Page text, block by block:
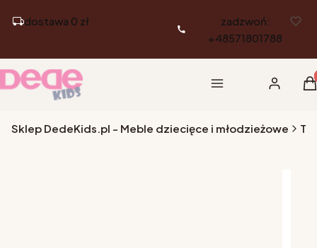
dostawa 0 zł
zadzwoń:
+48571801788
Menu Zaloguj się
Sklep DedeKids.pl - Meble dziecięce i młodzieżowe